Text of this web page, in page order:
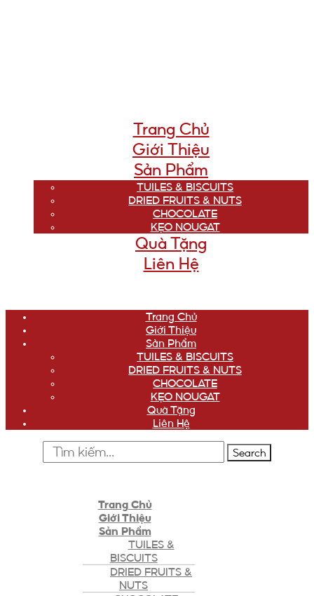
Trang Chủ
Giới Thiệu
Sản Phẩm
TUILES & BISCUITS
DRIED FRUITS & NUTS
CHOCOLATE
KẸO NOUGAT
Quà Tặng
Liên Hệ
Trang Chủ
Giới Thiệu
Sản Phẩm
TUILES & BISCUITS
DRIED FRUITS & NUTS
CHOCOLATE
KẸO NOUGAT
Quà Tặng
Liên Hệ
Search
Trang Chủ
Giới Thiệu
Sản Phẩm
TUILES &
BISCUITS
DRIED FRUITS &
NUTS